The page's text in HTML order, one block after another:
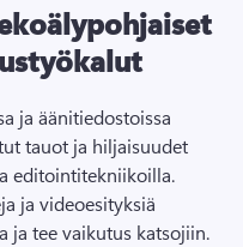
ja äänitiedostoissa
tauot ja hiljaisuudet
ja videoesityksiä
ja tee vaikutus katsojiin.